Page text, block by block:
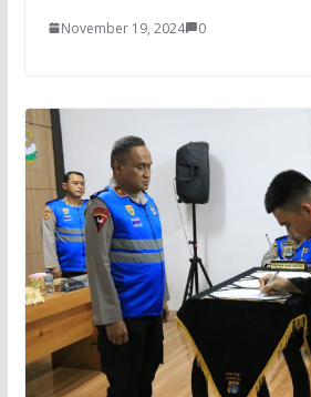
November 19, 2024 0